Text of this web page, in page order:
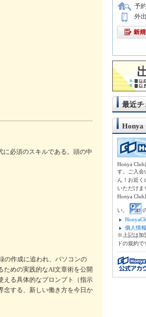
に必須のスキルである。頭の中
の作成に追われ、パソコンの
めの実践的なAI文章術を公開
える具体的なプロンプト（指示
念する、新しい働き方を今日か
予
外
最近チ
Honya
Honya
す。ご入会
ん！お近く
いただけま
Honya
い。
個人情
※上記は加
ドの規約で